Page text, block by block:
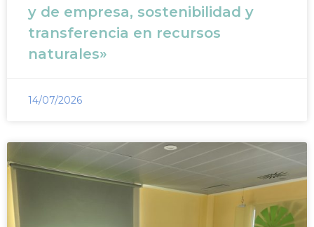
y de empresa, sostenibilidad y
transferencia en recursos
naturales»
14/07/2026